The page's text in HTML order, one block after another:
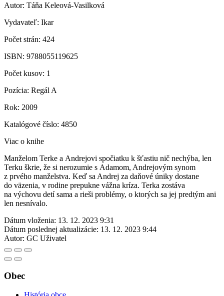
Autor: Táňa Keleová-Vasilková
Vydavateľ: Ikar
Počet strán: 424
ISBN: 9788055119625
Počet kusov: 1
Pozícia: Regál A
Rok: 2009
Katalógové číslo: 4850
Viac o knihe
Manželom Terke a Andrejovi spočiatku k šťastiu nič nechýba, len
Terku škrie, že si nerozumie s Adamom, Andrejovým synom
z prvého manželstva. Keď sa Andrej za daňové úniky dostane
do väzenia, v rodine prepukne vážna kríza. Terka zostáva
na výchovu detí sama a rieši problémy, o ktorých sa jej predtým ani
len nesnívalo.
Dátum vloženia: 13. 12. 2023 9:31
Dátum poslednej aktualizácie: 13. 12. 2023 9:44
Autor: GC Uživatel
Obec